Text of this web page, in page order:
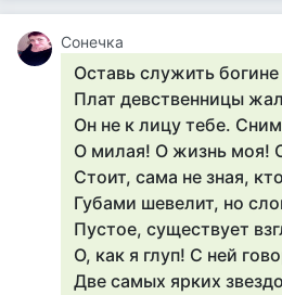
Сонечка
Оставь служить
Плат девственницы
Он не к лицу тебе.
О милая! О жизнь моя!
Стоит, сама не зная,
Губами шевелит, но
Пустое, существует
О, как я глуп! С ней
Две самых ярких